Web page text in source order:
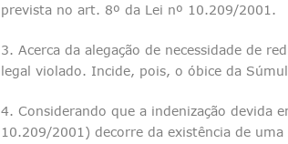
prevista no art. 8º da Lei nº 10.209/2001.
3. Acerca da alegação de necessidade de
legal violado. Incide, pois, o óbice da
4. Considerando que a indenização devida
10.209/2001) decorre da existência de